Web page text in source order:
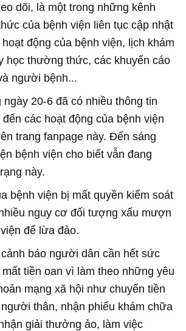
dõi, là một trong những kênh
của bệnh viện liên tục cập nhật
động của bệnh viện, lịch khám
học thường thức, các khuyến cáo
người bệnh...
ngày 20-6 đã có nhiều thông tin
các hoạt động của bệnh viện
trang fanpage này. Đến sáng
bệnh viện cho biết vẫn đang
này.
bệnh viện bị mất quyền kiểm soát
nguy cơ đối tượng xấu mượn
để lừa đảo.
báo người dân cần hết sức
tiền oan vì làm theo những yêu
mạng xã hội như chuyển tiền
thân, nhận phiếu khám chữa
giải thưởng ảo, làm việc